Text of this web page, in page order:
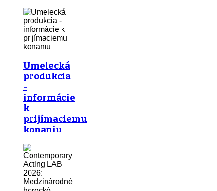
Umelecká
produkcia
-
informácie
k
prijímaciemu
konaniu